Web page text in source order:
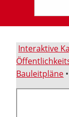
Interaktive
Bauleitpläne •